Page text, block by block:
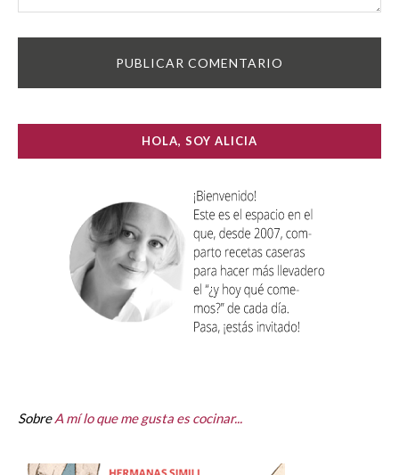
HOLA, SOY ALICIA
SobreA mí lo que me gusta es cocinar...